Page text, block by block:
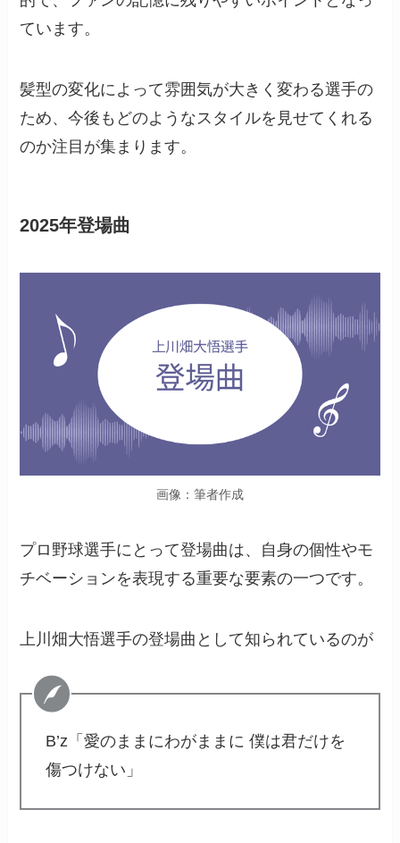
ています。
髪型の変化によって雰囲気が大きく変わる選手の
ため、今後もどのようなスタイルを見せてくれる
のか注目が集まります。
2025年登場曲
画像：筆者作成
プロ野球選手にとって登場曲は、自身の個性やモ
チベーションを表現する重要な要素の一つです。
上川畑大悟選手の登場曲として知られているのが
B’z「愛のままにわがままに 僕は君だけを
傷つけない」